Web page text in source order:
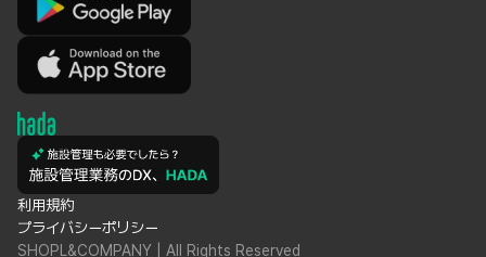
利用規約
プライバシーポリシー
SHOPL&COMPANY | All Rights Reserved